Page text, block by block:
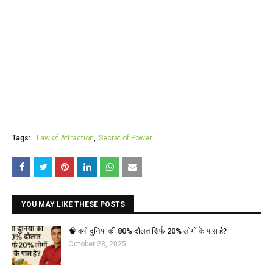
Tags: Law of Attraction Secret of Power
YOU MAY LIKE THESE POSTS
🧠 क्यों दुनिया की 80% दौलत सिर्फ 20% लोगों के पास है?
October 28, 2025